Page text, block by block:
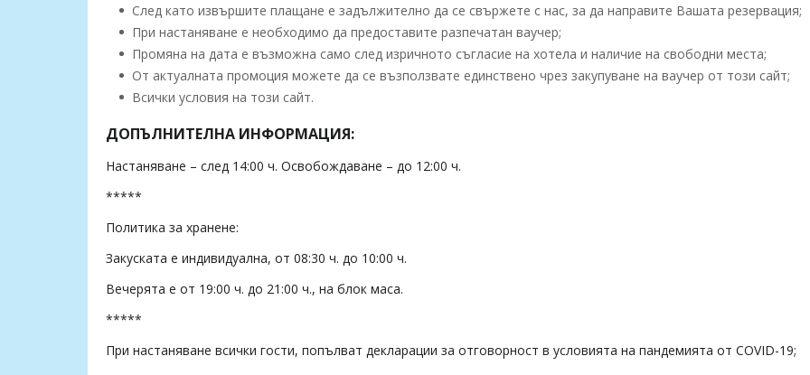
След като извършите плащане е задължително да се свържете с нас, за да направите Вашата резервация;
При настаняване е необходимо да предоставите разпечатан ваучер;
Промяна на дата е възможна само след изричното съгласие на хотела и наличие на свободни места;
От актуалната промоция можете да се възползвате единствено чрез закупуване на ваучер от този сайт;
Всички условия на този сайт.
ДОПЪЛНИТЕЛНА ИНФОРМАЦИЯ:
Настаняване – след 14:00 ч. Освобождаване – до 12:00 ч.
*****
Политика за хранене:
Закуската е индивидуална, от 08:30 ч. до 10:00 ч.
Вечерята е от 19:00 ч. до 21:00 ч., на блок маса.
*****
При настаняване всички гости, попълват декларации за отговорност в условията на пандемията от COVID-19;